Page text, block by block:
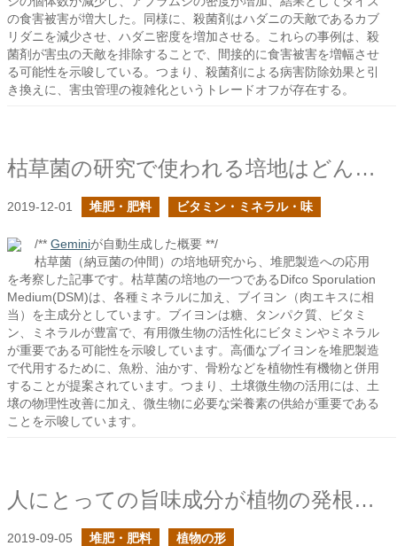
の食害被害が増大した。同様に、殺菌剤はハダニの天敵であるカブ
リダニを減少させ、ハダニ密度を増加させる。これらの事例は、殺
菌剤が害虫の天敵を排除することで、間接的に食害被害を増幅させ
る可能性を示唆している。つまり、殺菌剤による病害防除効果と引
き換えに、害虫管理の複雑化というトレードオフが存在する。
枯草菌の研究で使われる培地はどんなもの？
2019-12-01 堆肥・肥料 ビタミン・ミネラル・味
/** Geminiが自動生成した概要 **/
枯草菌（納豆菌の仲間）の培地研究から、堆肥製造への応用
を考察した記事です。枯草菌の培地の一つであるDifco Sporulation
Medium(DSM)は、各種ミネラルに加え、ブイヨン（肉エキスに相
当）を主成分としています。ブイヨンは糖、タンパク質、ビタミ
ン、ミネラルが豊富で、有用微生物の活性化にビタミンやミネラル
が重要である可能性を示唆しています。高価なブイヨンを堆肥製造
で代用するために、魚粉、油かす、骨粉などを植物性有機物と併用
することが提案されています。つまり、土壌微生物の活用には、土
壌の物理性改善に加え、微生物に必要な栄養素の供給が重要である
ことを示唆しています。
人にとっての旨味成分が植物の発根を促進するか？
2019-09-05 堆肥・肥料
植物の形